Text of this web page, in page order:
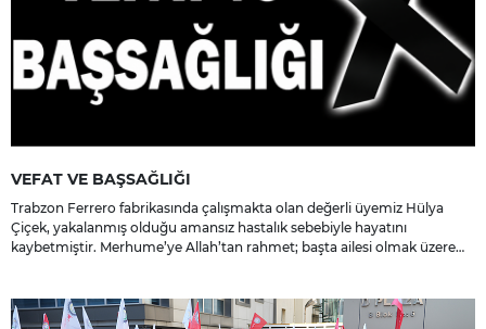
VEFAT VE BAŞSAĞLIĞI
Trabzon Ferrero fabrikasında çalışmakta olan değerli üyemiz Hülya
Çiçek, yakalanmış olduğu amansız hastalık sebebiyle hayatını
kaybetmiştir. Merhume’ye Allah’tan rahmet; başta ailesi olmak üzere